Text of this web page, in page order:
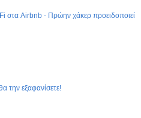
στα Airbnb - Πρώην χάκερ προειδοποιεί
την εξαφανίσετε!